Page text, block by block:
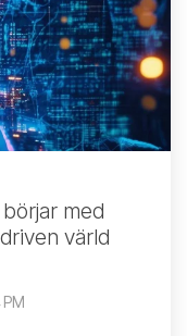
med
värld